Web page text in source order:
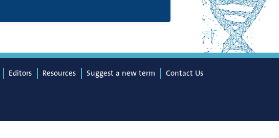
Editors Resources Suggest a new term
Contact Us